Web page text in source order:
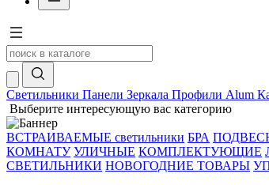
Светильники Панели Зеркала Профили Alum
Выберите интересующую вас категорию
ВСТРАИВАЕМЫЕ светильники БРА
КОМНАТУ УЛИЧНЫЕ КОМПЛЕКТУЮЩИЕ
СВЕТИЛЬНИКИ НОВОГОДНИЕ ТОВАРЫ